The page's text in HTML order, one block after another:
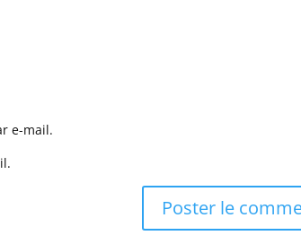
e-mail.